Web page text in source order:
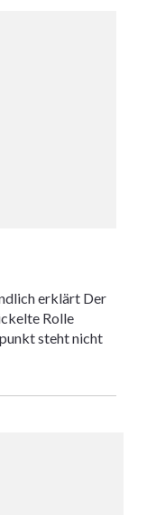
erklärt Der
Rolle
steht nicht